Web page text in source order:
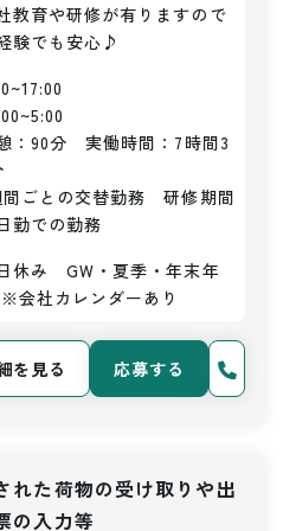
教育や研修が有りますので
験でも安心♪
：90分　実働時間：7時間3
間ごとの交替勤務　研修期間
勤での勤務
休み　GW・夏季・年末年
会社カレンダーあり
を見る 応募する
れた荷物の受け取りや出
の入力等